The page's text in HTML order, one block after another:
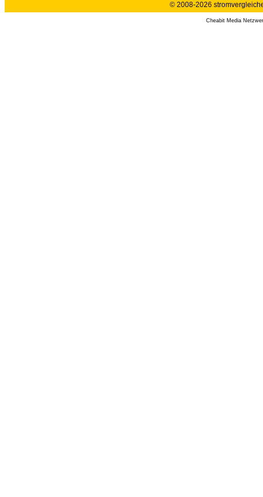
© 2008-2026
Cheabit Media